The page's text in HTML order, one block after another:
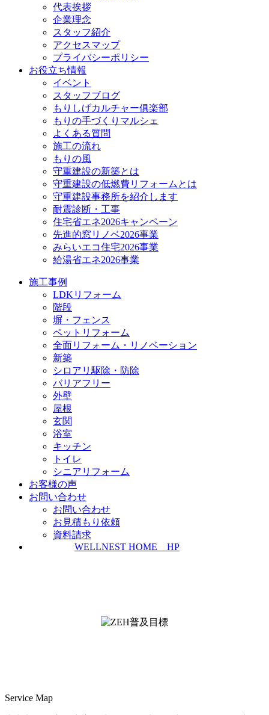
代表挨拶
企業理念
スタッフ紹介
アクセスマップ
プライバシーポリシー
お役立ち情報
イベント
スタッフブログ
もりしげカルチャー俱楽部
もりの手づくりマルシェ
よくある質問
施工の流れ
もりの風
守重建設の新築とは
守重建設の低燃費リフォームとは
守重建設事務所を紹介します
耐震診断・工事
住宅省エネ2026キャンペーン
先進的窓リノベ2026事業
みらいエコ住宅2026事業
給湯省エネ2026事業
施工事例
LDKリフォーム
階段
塀・フェンス
ペットリフォーム
全面リフォーム・リノベーション
新築
シロアリ駆除・防除
バリアフリー
外壁
屋根
玄関
浴室
キッチン
トイレ
シニアリフォーム
お客様の声
お問い合わせ
お問い合わせ
お見積もり依頼
資料請求
WELLNEST HOME HP
Service Map